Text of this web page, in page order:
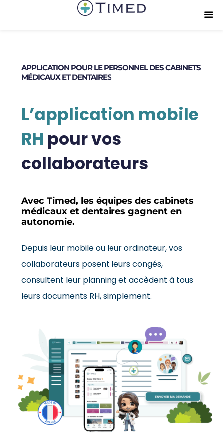
APPLICATION POUR LE PERSONNEL DES CABINETS
MÉDICAUX ET DENTAIRES
L’application mobile
RH pour vos
collaborateurs
Avec Timed, les équipes des cabinets
médicaux et dentaires gagnent en
autonomie.
Depuis leur mobile ou leur ordinateur, vos
collaborateurs posent leurs congés,
consultent leur planning et accèdent à tous
leurs documents RH, simplement.